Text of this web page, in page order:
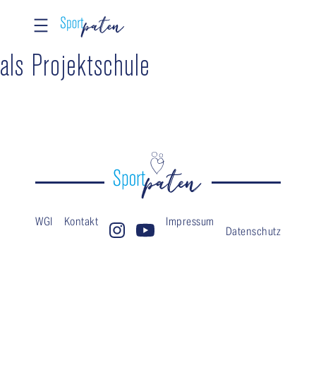
Zum
Inhalt
als Projektschule
WGI Kontakt Impressum
Datenschutz